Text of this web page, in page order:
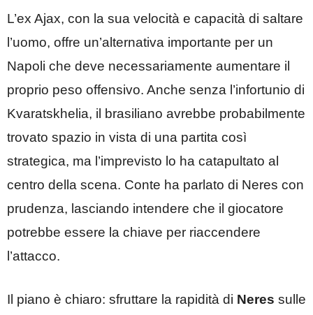
L’ex Ajax, con la sua velocità e capacità di saltare
l’uomo, offre un’alternativa importante per un
Napoli che deve necessariamente aumentare il
proprio peso offensivo. Anche senza l’infortunio di
Kvaratskhelia, il brasiliano avrebbe probabilmente
trovato spazio in vista di una partita così
strategica, ma l’imprevisto lo ha catapultato al
centro della scena. Conte ha parlato di Neres con
prudenza, lasciando intendere che il giocatore
potrebbe essere la chiave per riaccendere
l’attacco.
Il piano è chiaro: sfruttare la rapidità di Neres sulle